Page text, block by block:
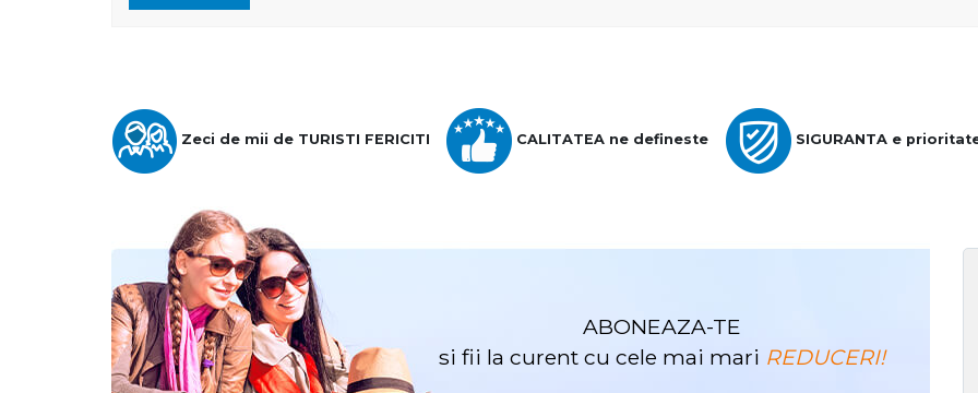
Zeci de mii de TURISTI FERICITI CALITATEA ne defineste SIGURANTA e
ABONEAZA-TE
si fii la curent cu cele mai mari REDUCERI!